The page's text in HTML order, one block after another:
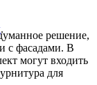
решение,
с фасадами. В
могут входить
для
.